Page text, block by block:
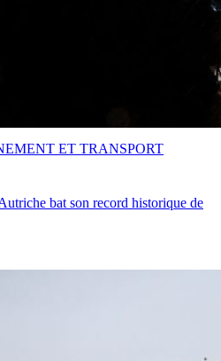
bat son record historique de
ET TRANSPORT